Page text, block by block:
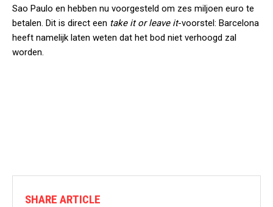
Sao Paulo en hebben nu voorgesteld om zes miljoen euro te
betalen. Dit is direct een take it or leave it-voorstel: Barcelona
heeft namelijk laten weten dat het bod niet verhoogd zal
worden.
SHARE ARTICLE